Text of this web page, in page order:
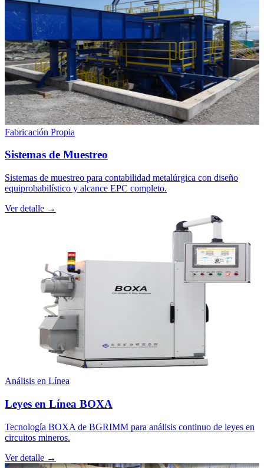
Fabricación Propia
Sistemas de Muestreo
Sistemas de muestreo para contabilidad metalúrgica con diseño
equiprobabilístico y alcance EPC completo.
Ver detalle →
Análisis en Línea
Leyes en Línea BOXA
Tecnología BOXA de BGRIMM para análisis continuo de leyes en
circuitos mineros.
Ver detalle →